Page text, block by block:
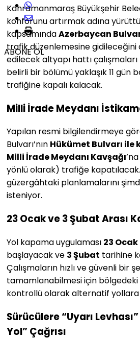
ABONE OL
Kahramanmaraş Büyükşehir
konforunu artırmak adına
kapsamındaAzerbaycan
trafik düzenlemesine gidileceğini
edilecek altyapı hattı
belirli bir bölümü yaklaşık 11 gün
trafiğine kapalı kalacak.
Milli İrade Meydanı
Yapılan resmi bilgilendirmeye
Bulvarı’nın Hükümet Bulvarı
Milli İrade Meydanı Kavşağı
yönlü olarak) trafiğe
güzergâhtaki planlamalarını
isteniyor.
23 Ocak ve 3 Şubat Arası
Yol kapama uygulaması 23
başlayacak ve 3 Şubat tarihine
Çalışmaların hızlı ve güvenli bir
tamamlanabilmesi için bölgedeki
kontrollü olarak alternatif
Sürücülere “Uyarı
Yol” Çağrısı